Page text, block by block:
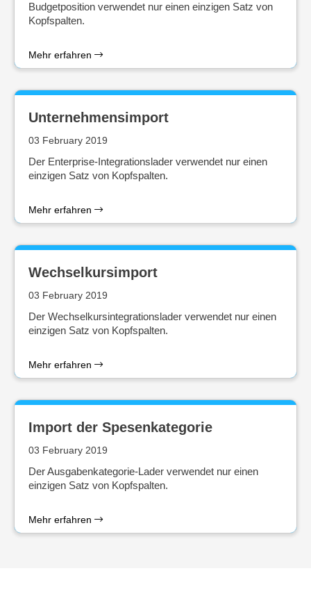
Budgetposition verwendet nur einen einzigen Satz von
Kopfspalten.
Mehr erfahren
Unternehmensimport
03 February 2019
Der Enterprise-Integrationslader verwendet nur einen
einzigen Satz von Kopfspalten.
Mehr erfahren
Wechselkursimport
03 February 2019
Der Wechselkursintegrationslader verwendet nur einen
einzigen Satz von Kopfspalten.
Mehr erfahren
Import der Spesenkategorie
03 February 2019
Der Ausgabenkategorie-Lader verwendet nur einen
einzigen Satz von Kopfspalten.
Mehr erfahren